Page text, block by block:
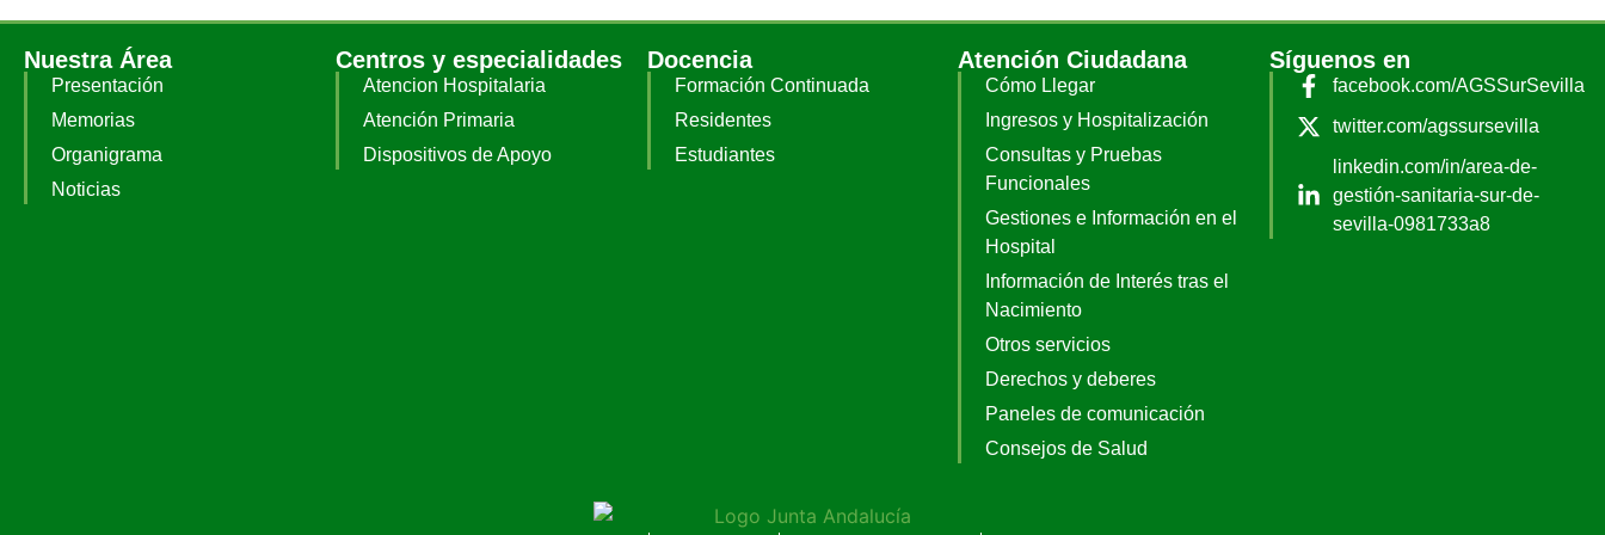
Nuestra Área
Presentación
Memorias
Organigrama
Noticias
Centros y especialidades
Atencion Hospitalaria
Atención Primaria
Dispositivos de Apoyo
Docencia
Formación Continuada
Residentes
Estudiantes
Atención Ciudadana
Cómo Llegar
Ingresos y Hospitalización
Consultas y Pruebas
Funcionales
Gestiones e Información en el
Hospital
Información de Interés tras el
Nacimiento
Otros servicios
Derechos y deberes
Paneles de comunicación
Consejos de Salud
Síguenos en
facebook.com/AGSSurSevilla
twitter.com/agssursevilla
linkedin.com/in/area-de-
gestión-sanitaria-sur-de-
sevilla-0981733a8